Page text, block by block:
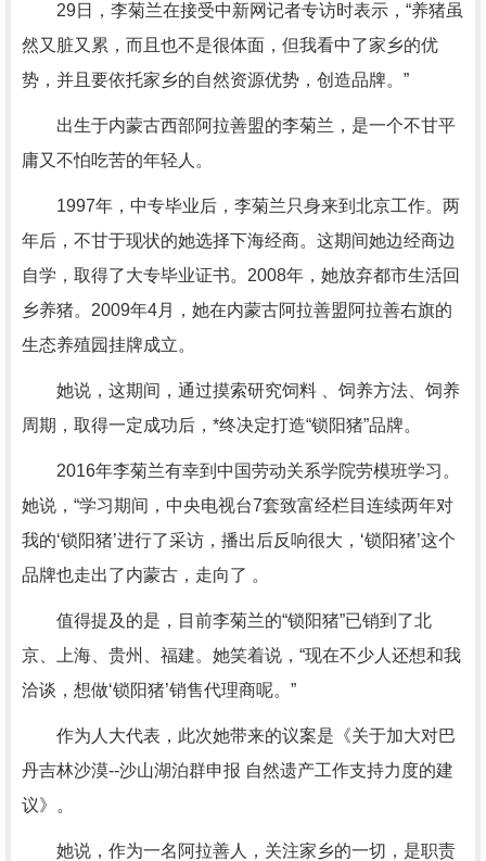
29日，李菊兰在接受中新网记者专访时表示，“养猪虽
然又脏又累，而且也不是很体面，但我看中了家乡的优
势，并且要依托家乡的自然资源优势，创造品牌。”
出生于内蒙古西部阿拉善盟的李菊兰，是一个不甘平
庸又不怕吃苦的年轻人。
1997年，中专毕业后，李菊兰只身来到北京工作。两
年后，不甘于现状的她选择下海经商。这期间她边经商边
自学，取得了大专毕业证书。2008年，她放弃都市生活回
乡养猪。2009年4月，她在内蒙古阿拉善盟阿拉善右旗的
生态养殖园挂牌成立。
她说，这期间，通过摸索研究饲料 、饲养方法、饲养
周期，取得一定成功后，*终决定打造“锁阳猪”品牌。
2016年李菊兰有幸到中国劳动关系学院劳模班学习。
她说，“学习期间，中央电视台7套致富经栏目连续两年对
我的‘锁阳猪’进行了采访，播出后反响很大，‘锁阳猪’这个
品牌也走出了内蒙古，走向了 。
值得提及的是，目前李菊兰的“锁阳猪”已销到了北
京、上海、贵州、福建。她笑着说，“现在不少人还想和我
洽谈，想做‘锁阳猪’销售代理商呢。”
作为人大代表，此次她带来的议案是《关于加大对巴
丹吉林沙漠--沙山湖泊群申报 自然遗产工作支持力度的建
议》。
她说，作为一名阿拉善人，关注家乡的一切，是职责